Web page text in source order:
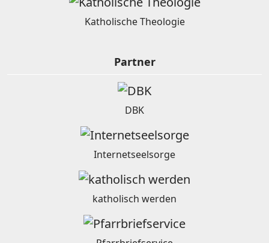
Katholische Theologie
Partner
DBK
Internetseelsorge
katholisch werden